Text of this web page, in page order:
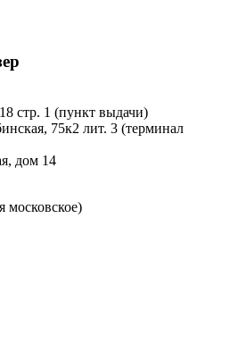
стр. 1 (пункт выдачи)
75к2 лит. 3 (терминал
дом 14
московское)